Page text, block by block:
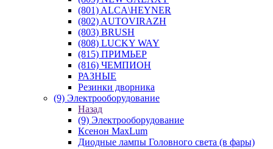
(801) ALCA\HEYNER
(802) AUTOVIRAZH
(803) BRUSH
(808) LUCKY WAY
(815) ПРИМЬЕР
(816) ЧЕМПИОН
РАЗНЫЕ
Резинки дворника
(9) Электрооборудование
Назад
(9) Электрооборудование
Ксенон MaxLum
Диодные лампы Головного света (в фары)